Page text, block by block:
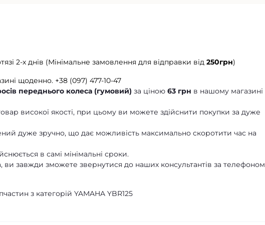
2-х днів (Мінімальне замовлення для відправки від 250грн)
щоденно. +38 (097) 477-10-47
переднього колеса (гумовий) за ціною 63 грн в нашому магазині
високої якості, при цьому ви можете здійснити покупки за дуже
дуже зручно, що дає можливість максимально скоротити час на
в самі мінімальні сроки.
завжди зможете звернутися до наших консультантів за телефоном
з категорій YAMAHA YBR125